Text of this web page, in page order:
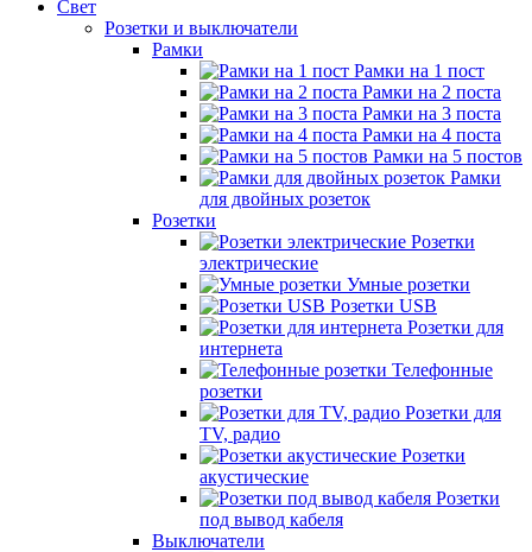
Свет
Розетки и выключатели
Рамки
Рамки на 1 пост
Рамки на 2 поста
Рамки на 3 поста
Рамки на 4 поста
Рамки на 5 постов
Рамки
для двойных розеток
Розетки
Розетки
электрические
Умные розетки
Розетки USB
Розетки для
интернета
Телефонные
розетки
Розетки для
TV, радио
Розетки
акустические
Розетки
под вывод кабеля
Выключатели